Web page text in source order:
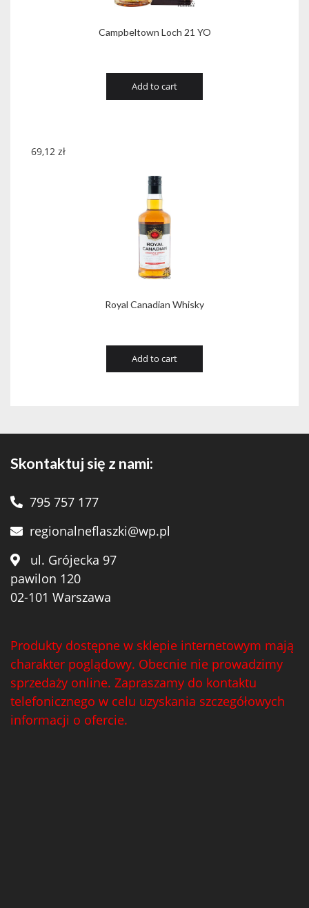
Campbeltown Loch 21 YO
Add to cart
Royal Canadian Whisky
69,12 zł
Add to cart
Skontaktuj się z nami:
795 757 177
regionalneflaszki@wp.pl
ul. Grójecka 97
pawilon 120
02-101 Warszawa
Produkty dostępne w sklepie internetowym mają
charakter poglądowy. Obecnie nie prowadzimy
sprzedaży online. Zapraszamy do kontaktu
telefonicznego w celu uzyskania szczegółowych
informacji o ofercie.